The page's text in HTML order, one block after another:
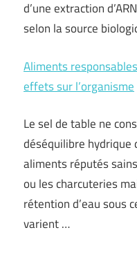
d’une extraction
selon la source
Aliments
effets sur l’organisme
Le sel de table ne
déséquilibre hydrique
aliments réputés
ou les charcuteries
rétention d’eau sous
varient …